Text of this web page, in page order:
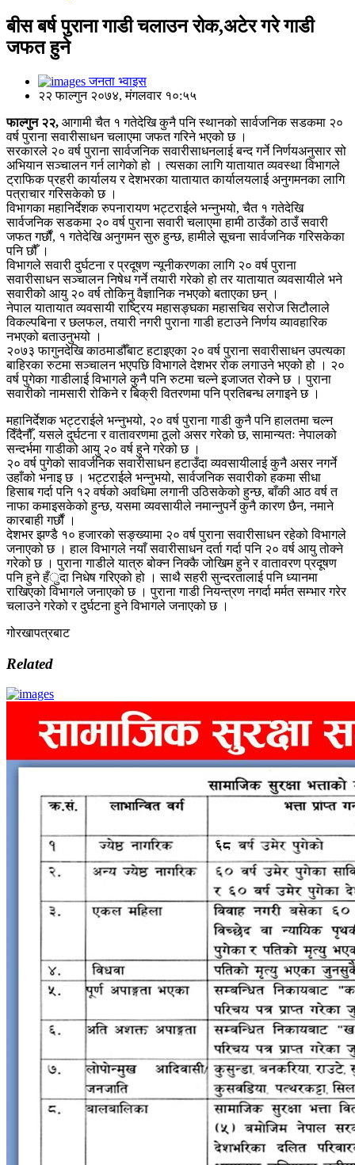
बीस बर्ष पुराना गाडी चलाउन रोक,अटेर गरे गाडी
जफत हुने
जनता भ्वाइस
२२ फाल्गुन २०७४, मंगलवार १०:५५
फाल्गुन २२, आगामी चैत १ गतेदेखि कुनै पनि स्थानको सार्वजनिक सडकमा २०
वर्ष पुराना सवारीसाधन चलाएमा जफत गरिने भएको छ ।
सरकारले २० वर्ष पुराना सार्वजनिक सवारीसाधनलाई बन्द गर्ने निर्णयअनुसार सो
अभियान सञ्चालन गर्न लागेको हो । त्यसका लागि यातायात व्यवस्था विभागले
ट्राफिक प्रहरी कार्यालय र देशभरका यातायात कार्यालयलाई अनुगमनका लागि
पत्राचार गरिसकेको छ ।
विभागका महानिर्देशक रुपनारायण भट्टराईले भन्नुभयो, चैत १ गतेदेखि
सार्वजनिक सडकमा २० वर्ष पुराना सवारी चलाएमा हामी ठाउँको ठाउँ सवारी
जफत गर्छौं, १ गतेदेखि अनुगमन सुरु हुन्छ, हामीले सूचना सार्वजनिक गरिसकेका
पनि छौँ ।
विभागले सवारी दुर्घटना र प्रदूषण न्यूनीकरणका लागि २० वर्ष पुराना
सवारीसाधन सञ्चालन निषेध गर्ने तयारी गरेको हो तर यातायात व्यवसायीले भने
सवारीको आयु २० वर्ष तोकिनु वैज्ञानिक नभएको बताएका छन् ।
नेपाल यातायात व्यवसायी राष्ट्रिय महासङ्घका महासचिव सरोज सिटौलाले
विकल्पबिना र छलफल, तयारी नगरी पुराना गाडी हटाउने निर्णय व्यावहारिक
नभएको बताउनुभयो ।
२०७३ फागुनदेखि काठमाडौँबाट हटाइएका २० वर्ष पुराना सवारीसाधन उपत्यका
बाहिरका रुटमा सञ्चालन भएपछि विभागले देशभर रोक लगाउने भएको हो । २०
वर्ष पुगेका गाडीलाई विभागले कुनै पनि रुटमा चल्ने इजाजत रोक्ने छ । पुराना
सवारीको नामसारी रोकिने र बिक्री वितरणमा पनि प्रतिबन्ध लगाइने छ ।
महानिर्देशक भट्टराईले भन्नुभयो, २० वर्ष पुराना गाडी कुनै पनि हालतमा चल्न
दिँदैनौँ, यसले दुर्घटना र वातावरणमा ठूलो असर गरेको छ, सामान्यतः नेपालको
सन्दर्भमा गाडीको आयु २० वर्ष हुने गरेको छ ।
२० वर्ष पुगेको सावर्जनिक सवारीसाधन हटाउँदा व्यवसायीलाई कुनै असर नगर्ने
उहाँको भनाइ छ । भट्टराईले भन्नुभयो, सार्वजनिक सवारीको हकमा सीधा
हिसाब गर्दा पनि १२ वर्षको अवधिमा लगानी उठिसकेको हुन्छ, बाँकी आठ वर्ष त
नाफा कमाइसकेको हुन्छ, यसमा व्यवसायीले नमान्नुपर्ने कुनै कारण छैन, नमाने
कारबाही गर्छौं ।
देशभर झण्डै १० हजारको सङ्ख्यामा २० वर्ष पुराना सवारीसाधन रहेको विभागले
जनाएको छ । हाल विभागले नयाँ सवारीसाधन दर्ता गर्दा पनि २० वर्ष आयु तोक्ने
गरेको छ । पुराना गाडीले यात्रु बोक्न निक्कै जोखिम हुने र वातावरण प्रदूषण
पनि हुने हँुदा निधेष गरिएको हो । साथै सहरी सुन्दरतालाई पनि ध्यानमा
राखिएको विभागले जनाएको छ । पुराना गाडी नियन्त्रण नगर्दा मर्मत सम्भार गरेर
चलाउने गरेको र दुर्घटना हुने विभागले जनाएको छ ।
गोरखापत्रबाट
Related